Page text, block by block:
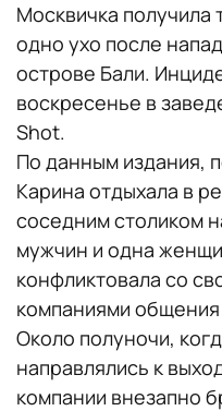
Москвичка получила
одно ухо после
острове Бали.
воскресенье в
Shot.
По данным издания,
Карина отдыхала в
соседним столиком
мужчин и одна
конфликтовала со
компаниями
Около полуночи,
направлялись к
компании внезапно